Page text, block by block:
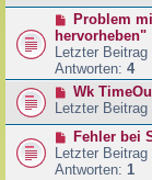
Problem
hervorheben"
Letzter
Antworten: 4
Wk
Letzter
Fehler bei
Letzter
Antworten: 1